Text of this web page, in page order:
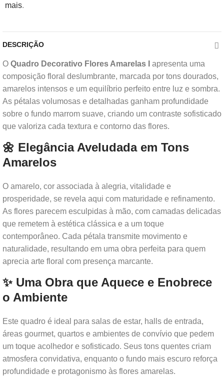
mais.
DESCRIÇÃO
O Quadro Decorativo Flores Amarelas I
apresenta uma
composição floral deslumbrante, marcada por tons dourados,
amarelos intensos e um equilíbrio perfeito entre luz e sombra.
As pétalas volumosas e detalhadas ganham profundidade
sobre o fundo marrom suave, criando um contraste sofisticado
que valoriza cada textura e contorno das flores.
🌼 Elegância Aveludada em Tons
Amarelos
O amarelo, cor associada à alegria, vitalidade e
prosperidade, se revela aqui com maturidade e refinamento.
As flores parecem esculpidas à mão, com camadas delicadas
que remetem à estética clássica e a um toque
contemporâneo. Cada pétala transmite movimento e
naturalidade, resultando em uma obra perfeita para quem
aprecia arte floral com presença marcante.
✨ Uma Obra que Aquece e Enobrece
o Ambiente
Este quadro é ideal para salas de estar, halls de entrada,
áreas gourmet, quartos e ambientes de convívio que pedem
um toque acolhedor e sofisticado. Seus tons quentes criam
atmosfera convidativa, enquanto o fundo mais escuro reforça
profundidade e protagonismo às flores amarelas.